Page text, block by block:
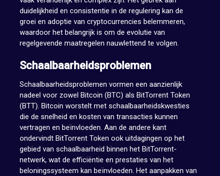
duidelijkheid en consistentie in de regulering kan de
groei en adoptie van cryptocurrencies belemmeren,
waardoor het belangrijk is om de evolutie van
regelgevende maatregelen nauwlettend te volgen.
Schaalbaarheidsproblemen
Schaalbaarheidsproblemen vormen een aanzienlijk
nadeel voor zowel Bitcoin (BTC) als BitTorrent Token
(BTT). Bitcoin worstelt met schaalbaarheidskwesties
die de snelheid en kosten van transacties kunnen
vertragen en beïnvloeden. Aan de andere kant
ondervindt BitTorrent Token ook uitdagingen op het
gebied van schaalbaarheid binnen het BitTorrent-
netwerk, wat de efficiëntie en prestaties van het
beloningssysteem kan beïnvloeden. Het aanpakken van